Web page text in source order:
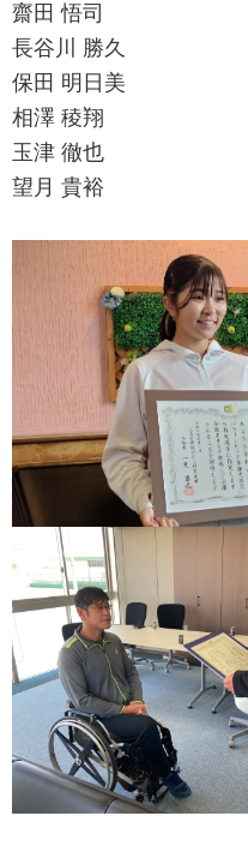
齋田 悟司 車
長谷川 勝久
保田 明日美
相澤 稜翔 水泳
玉津 徹也
望月 貴裕